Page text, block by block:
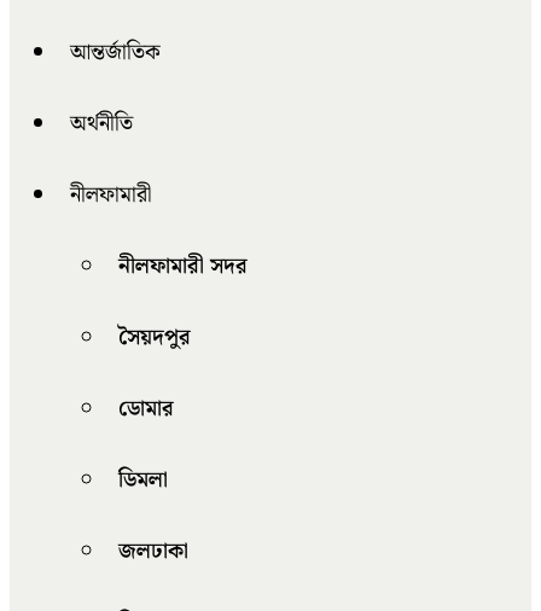
আন্তর্জাতিক
অর্থনীতি
নীলফামারী
নীলফামারী সদর
সৈয়দপুর
ডোমার
ডিমলা
জলঢাকা